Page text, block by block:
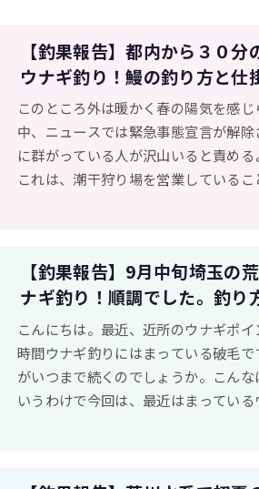
【釣果報告】都内から３０
ウナギ釣り！鰻の釣り方と仕
このところ外は暖かく春の陽気を感
中、ニュースでは緊急事態宣言が解
に群がっている人が沢山いると責め
これは、潮干狩り場を営業しているこ
【釣果報告】9月中旬埼玉の
ナギ釣り！順調でした。釣り
こんにちは。最近、近所のウナギポ
時間ウナギ釣りにはまっている破毛
がいつまで続くのでしょうか。こん
いうわけで今回は、最近はまっている